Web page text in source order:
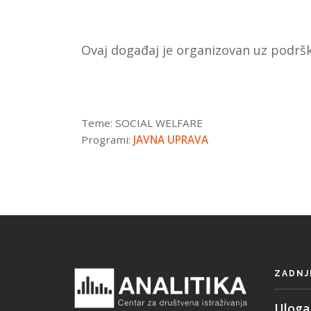
Ovaj događaj je organizovan uz
Teme: SOCIAL WELFARE
Programi: JAVNA UPRAVA